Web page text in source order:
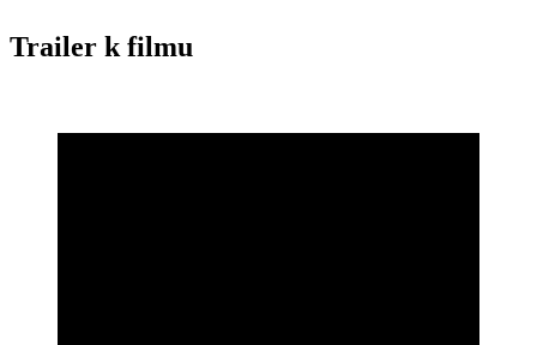
Trailer k filmu